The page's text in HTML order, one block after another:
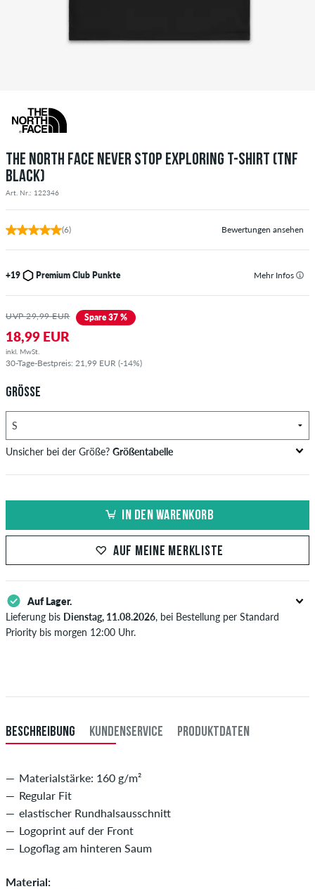
THE NORTH FACE NEVER STOP EXPLORING T-SHIRT (TNF
BLACK)
Art. Nr.: 122346
(6) Bewertungen ansehen
+19 Premium Club Punkte Mehr Infos
UVP 29,99 EUR Spare 37 %
18,99 EUR
inkl. MwSt.
30-Tage-Bestpreis: 21,99 EUR (-14%)
GRÖSSE
Unsicher bei der Größe? Größentabelle
US EU
in cm
in cm
XS 42 82-87 69-74 82-87
L 50/52 100-106 87-93 100-106
XXXL 60 121-127 108-114 121-127
IN DEN WARENKORB
AUF MEINE MERKLISTE
Auf Lager.
Lieferung bis Dienstag, 11.08.2026, bei Bestellung per Standard
Priority bis morgen 12:00 Uhr.
BESCHREIBUNG KUNDENSERVICE PRODUKTDATEN
Materialstärke: 160 g/m²
Regular Fit
elastischer Rundhalsausschnitt
Logoprint auf der Front
Logoflag am hinteren Saum
Material: